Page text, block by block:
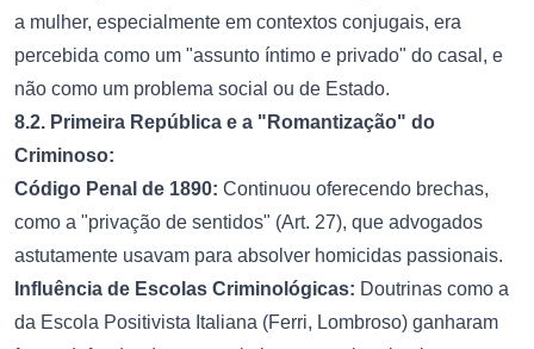
a mulher, especialmente em contextos conjugais, era
percebida como um "assunto íntimo e privado" do casal, e
não como um problema social ou de Estado.
8.2. Primeira República e a "Romantização" do
Criminoso:
Código Penal de 1890: Continuou oferecendo brechas,
como a "privação de sentidos" (Art. 27), que advogados
astutamente usavam para absolver homicidas passionais.
Influência de Escolas Criminológicas: Doutrinas como a
da Escola Positivista Italiana (Ferri, Lombroso) ganharam